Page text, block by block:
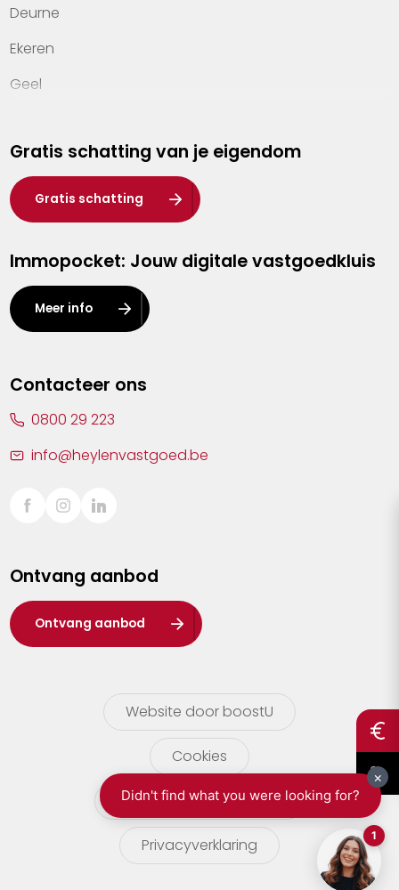
Contact
Deurne
Ekeren
Geel
Hasselt
Heist-op-den-Berg
Herentals
Kalmthout
Leuven
Lier
Sint-Truiden
Waasland
Wuustwezel
Zoersel
Gratis schatting van je eigendom
Gratis schatting
Immopocket: Jouw digitale vastgoedkluis
Meer info
Contacteer ons
0800 29 223
info@heylenvastgoed.be
Ontvang aanbod
Ontvang aanbod
Website door boostU
Cookies
gebruikersvoorwaarden
Privacyverklaring